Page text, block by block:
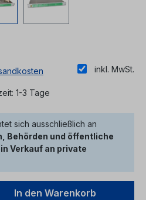
inkl. MwSt.
1-3 Tage
sich ausschließlich an
Behörden und öffentliche
Verkauf an private
den
In den Warenkorb